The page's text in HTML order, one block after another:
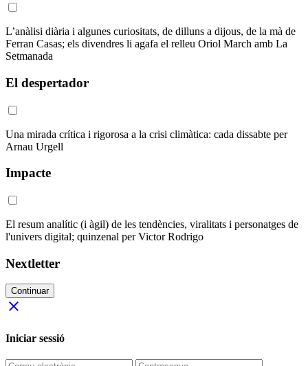
L’anàlisi diària i algunes curiositats, de dilluns a dijous, de la mà de
Ferran Casas; els divendres li agafa el relleu Oriol March amb La
Setmanada
El despertador
Una mirada crítica i rigorosa a la crisi climàtica: cada dissabte per
Arnau Urgell
Impacte
El resum analític (i àgil) de les tendències, viralitats i personatges de
l'univers digital; quinzenal per Victor Rodrigo
Nextletter
Continuar
close
Iniciar sessió